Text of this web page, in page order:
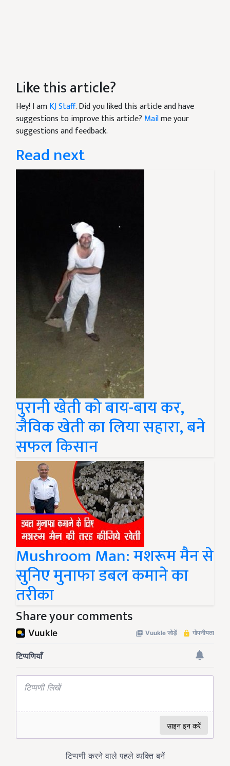
Like this article?
Hey! I amKJ Staff. Did you liked this article and have
suggestions to improve this article? Mailme your
suggestions and feedback.
Read next
पुरानी खेती को बाय-बाय कर,
जैविक खेती का लिया सहारा, बने
सफल किसान
Mushroom Man: मशरूम मैन से
सुनिए मुनाफा डबल कमाने का
तरीका
Share your comments